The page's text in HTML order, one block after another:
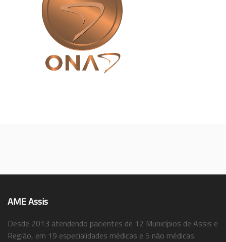
AME Assis
Desde 2013 atendendo pacientes de 12 Municípios de Assis e
Região, em 19 especialidades médicas e 5 não médicas.